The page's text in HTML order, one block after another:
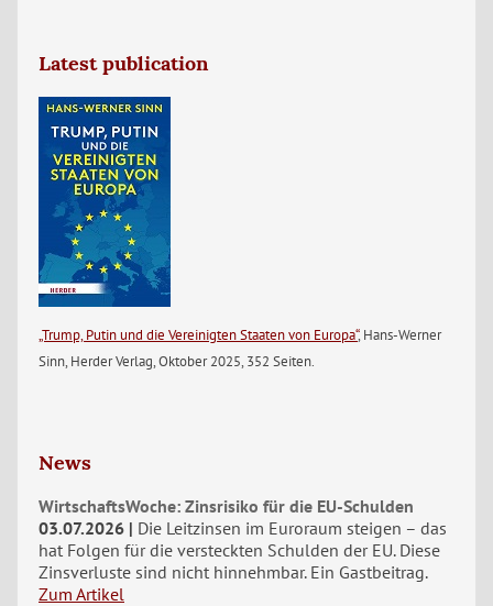
Latest publication
„Trump, Putin und die Vereinigten Staaten von Europa“, Hans-Werner
Sinn, Herder Verlag, Oktober 2025, 352 Seiten.
News
WirtschaftsWoche: Zinsrisiko für die EU-Schulden
03.07.2026
Die Leitzinsen im Euroraum steigen – das
hat Folgen für die versteckten Schulden der EU. Diese
Zinsverluste sind nicht hinnehmbar. Ein Gastbeitrag.
Zum Artikel